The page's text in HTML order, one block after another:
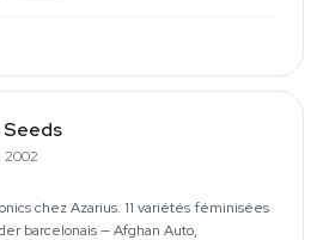
2002
chez Azarius. 11 variétés féminisées
barcelonais — Afghan Auto,